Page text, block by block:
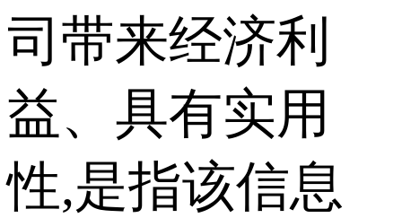
司带来经济利
益、具有实用
性,是指该信息